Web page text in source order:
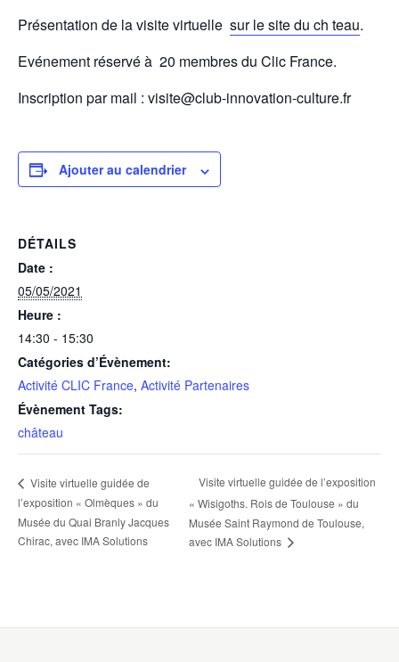
Présentation de la visite virtuelle sur le site du ch teau.
Evénement réservé à 20 membres du Clic France.
Inscription par mail : visite@club-innovation-culture.fr
Ajouter au calendrier
DÉTAILS
Date :
05/05/2021
Heure :
14:30 - 15:30
Catégories d’Évènement:
Activité CLIC France, Activité Partenaires
Évènement Tags:
château
Visite virtuelle guidée de
l’exposition « Olmèques » du
Musée du Quai Branly Jacques
Chirac, avec IMA Solutions
Visite virtuelle guidée de l’exposition
« Wisigoths. Rois de Toulouse » du
Musée Saint Raymond de Toulouse,
avec IMA Solutions